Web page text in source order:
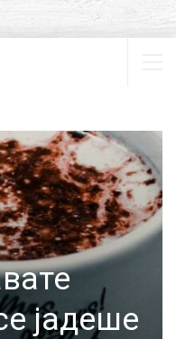
јадеше